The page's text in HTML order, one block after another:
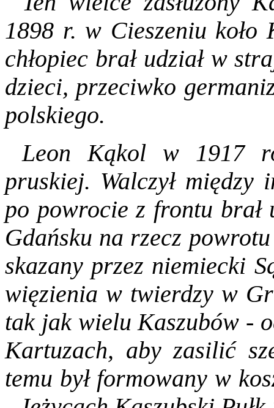
1898 r. w Cieszeniu
chłopiec brał udział w
dzieci, przeciwko
polskiego.
Leon Kąkol w 1917
pruskiej. Walczył
po powrocie z frontu brał
Gdańsku na rzecz
skazany przez niemiecki
więzienia w twierdzy w
tak jak wielu Kaszubów -
Kartuzach, aby zasilić
temu był formowany w